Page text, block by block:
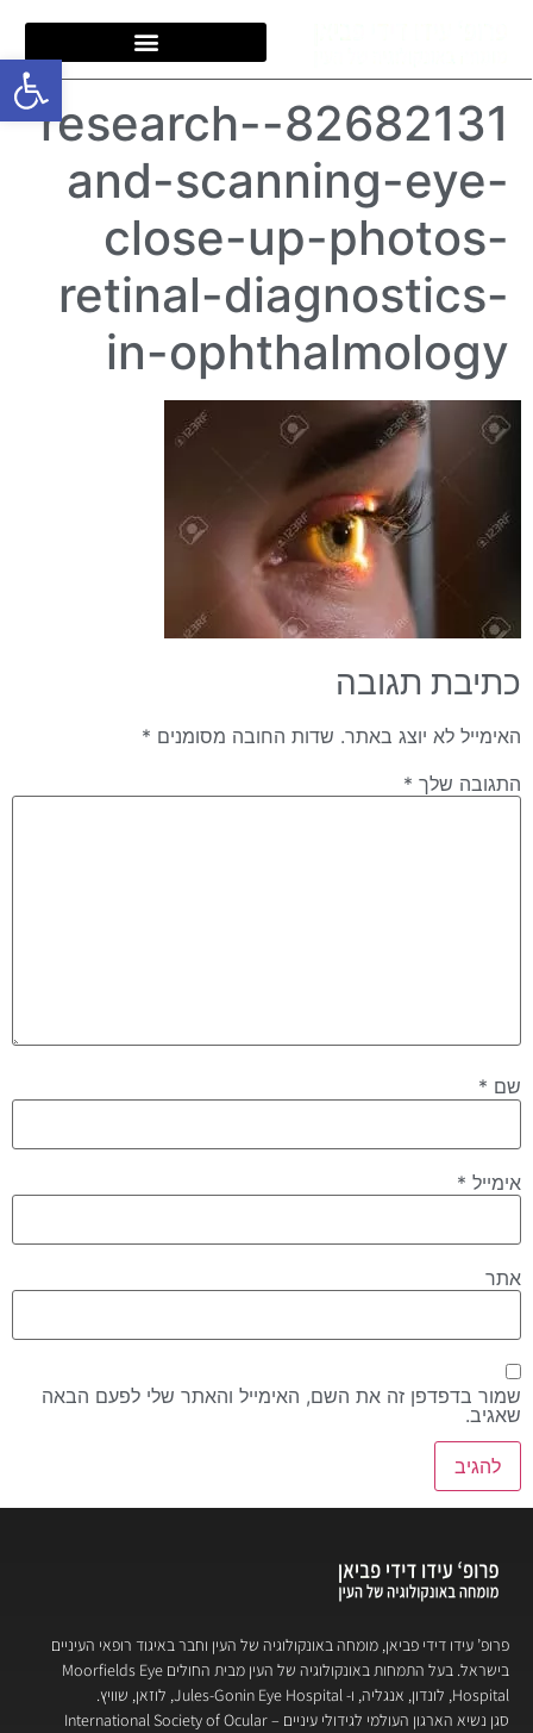
פתח
82682131-research-
and-scanning-eye-
close-up-photos-
retinal-diagnostics-
in-ophthalmology
כתיבת תגובה
האימייל לא יוצג באתר. שדות החובה מסומנים *
התגובה שלך *
שם *
אימייל *
אתר
שמור בדפדפן זה את השם, האימייל והאתר שלי לפעם הבאה
שאגיב.
פרופ’ עידו דידי פביאן, מומחה באונקולוגיה של העין וחבר באיגוד רופאי העיניים
בישראל. בעל התמחות באונקולוגיה של העין מבית החולים Moorfields Eye
Hospital, לונדון, אנגליה, ו- Jules-Gonin Eye Hospital, לוזאן, שוויץ.
סגן נשיא הארגון העולמי לגידולי עיניים – International Society of Ocular